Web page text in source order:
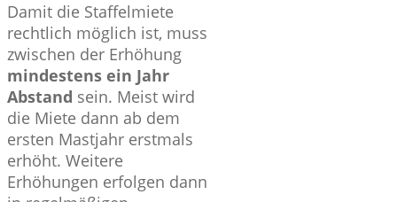
Damit die Staffelmiete
rechtlich möglich ist, muss
zwischen der Erhöhung
mindestens ein Jahr
Abstand sein. Meist wird
die Miete dann ab dem
ersten Mastjahr erstmals
erhöht. Weitere
Erhöhungen erfolgen dann